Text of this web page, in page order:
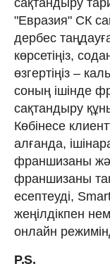
"Евразия" СК
дербес
көрсетіңіз,
өзгертіңіз –
соның ішінде
сақтандыру
Көбінесе
алғанда,
франшизаны
франшизаны
есептеуді,
жеңілдікпен
онлайн
P.S.